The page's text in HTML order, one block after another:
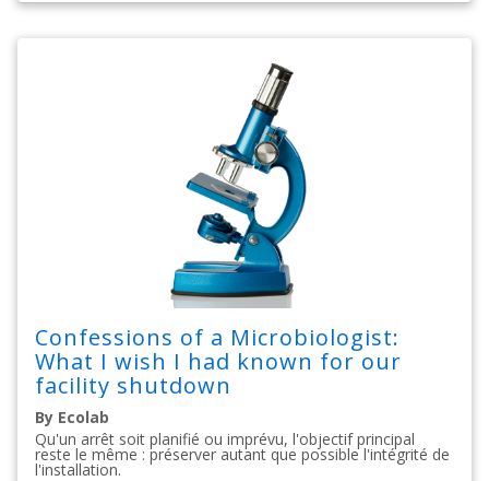
Confessions of a Microbiologist:
What I wish I had known for our
facility shutdown
By Ecolab
Qu'un arrêt soit planifié ou imprévu, l'objectif principal
reste le même : préserver autant que possible l'intégrité de
l'installation.